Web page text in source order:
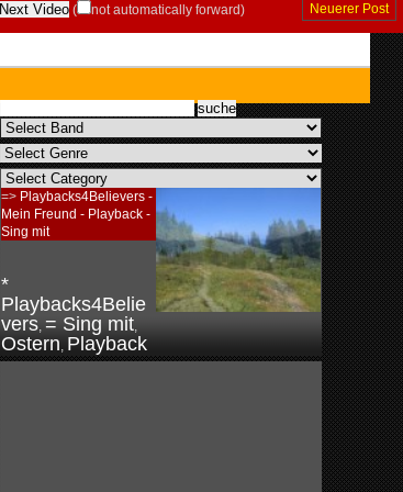
Neuerer Post
( not automatically forward)
=> Playbacks4Believers -
Mein Freund - Playback -
Sing mit
*
Playbacks4Belie
vers, = Sing mit,
Ostern, Playback